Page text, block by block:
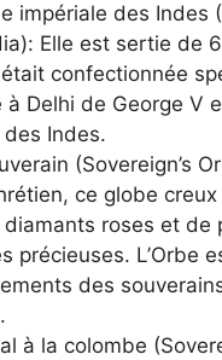
impériale des Indes
Elle est sertie de
confectionnée
à Delhi de George V
des Indes.
(Sovereign’s
ce globe
roses et de
précieuses. L’Orbe
des
à la colombe